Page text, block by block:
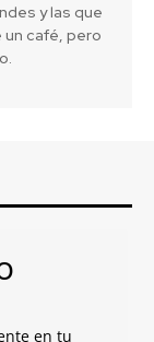
y las que
un café, pero
en tu